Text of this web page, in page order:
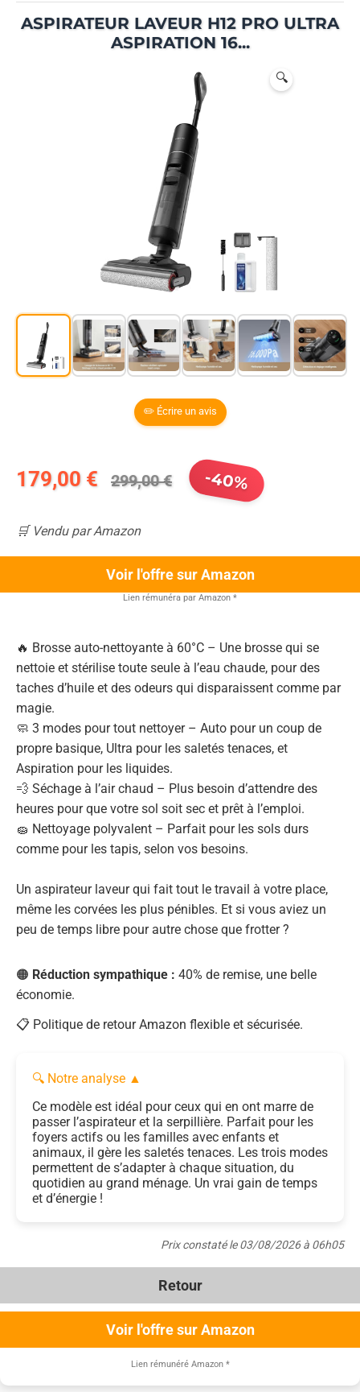
ASPIRATEUR LAVEUR H12 PRO ULTRA
ASPIRATION 16...
🔍
✏️ Écrire un avis
179,00 € 299,00 € -40%
🛒 Vendu par Amazon
Voir l'offre sur Amazon
Lien rémunéra par Amazon *
🔥 Brosse auto-nettoyante à 60°C – Une brosse qui se
nettoie et stérilise toute seule à l’eau chaude, pour des
taches d’huile et des odeurs qui disparaissent comme par
magie.
🧼 3 modes pour tout nettoyer – Auto pour un coup de
propre basique, Ultra pour les saletés tenaces, et
Aspiration pour les liquides.
💨 Séchage à l’air chaud – Plus besoin d’attendre des
heures pour que votre sol soit sec et prêt à l’emploi.
🧽 Nettoyage polyvalent – Parfait pour les sols durs
comme pour les tapis, selon vos besoins.
Un aspirateur laveur qui fait tout le travail à votre place,
même les corvées les plus pénibles. Et si vous aviez un
peu de temps libre pour autre chose que frotter ?
🟠 Réduction sympathique : 40% de remise, une belle
économie.
📋 Politique de retour Amazon flexible et sécurisée.
🔍 Notre analyse ▲
Ce modèle est idéal pour ceux qui en ont marre de
passer l’aspirateur et la serpillière. Parfait pour les
foyers actifs ou les familles avec enfants et
animaux, il gère les saletés tenaces. Les trois modes
permettent de s’adapter à chaque situation, du
quotidien au grand ménage. Un vrai gain de temps
et d’énergie !
Prix constaté le 03/08/2026 à 06h05
Retour
Voir l'offre sur Amazon
Lien rémunéré Amazon *